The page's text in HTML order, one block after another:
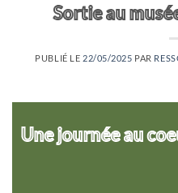
Sortie au
PUBLIÉ LE 22/05/2025 PAR
Une journée au